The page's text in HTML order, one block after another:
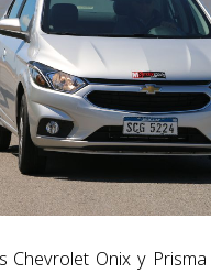
Chevrolet Onix y